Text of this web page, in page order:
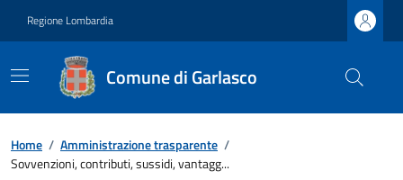
Regione Lombardia
Comune di Garlasco
Home / Amministrazione trasparente /
Sovvenzioni, contributi, sussidi, vantagg...